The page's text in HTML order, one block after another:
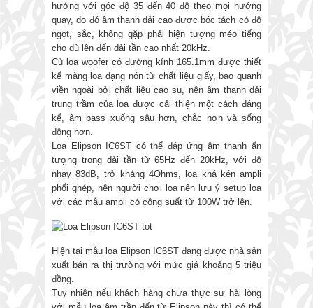
hướng với góc độ 35 đến 40 độ theo mọi hướng
quay, do đó âm thanh dải cao được bóc tách có độ
ngọt, sắc, không gặp phải hiện tượng méo tiếng
cho dù lên đến dải tần cao nhất 20kHz.
Củ loa woofer có đường kính 165.1mm được thiết
kế màng loa dạng nón từ chất liệu giấy, bao quanh
viền ngoài bởi chất liệu cao su, nên âm thanh dải
trung trầm của loa được cải thiện một cách đáng
kể, âm bass xuống sâu hơn, chắc hơn và sống
động hơn.
Loa Elipson IC6ST có thể đáp ứng âm thanh ấn
tượng trong dải tần từ 65Hz đến 20kHz, với độ
nhạy 83dB, trở kháng 4Ohms, loa khá kén ampli
phối ghép, nên người chơi loa nên lưu ý setup loa
với các mẫu ampli có công suất từ 100W trở lên.
Hiện tại mẫu loa Elipson IC6ST đang được nhà sản
xuất bán ra thị trường với mức giá khoảng 5 triệu
đồng.
Tuy nhiên nếu khách hàng chưa thực sự hài lòng